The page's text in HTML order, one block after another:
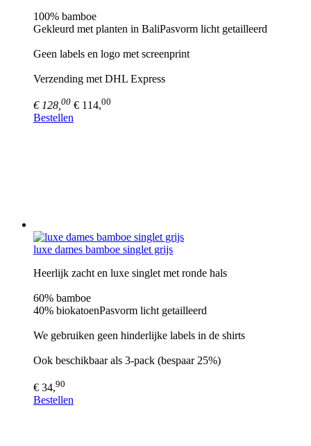
100% bamboe
Gekleurd met planten in BaliPasvorm licht getailleerd
Geen labels en logo met screenprint
Verzending met DHL Express
€ 128, 00 € 114,00
Bestellen
luxe dames bamboe singlet grijs
Heerlijk zacht en luxe singlet met ronde hals
60% bamboe
40% biokatoenPasvorm licht getailleerd
We gebruiken geen hinderlijke labels in de shirts
Ook beschikbaar als 3-pack (bespaar 25%)
€ 34,90
Bestellen